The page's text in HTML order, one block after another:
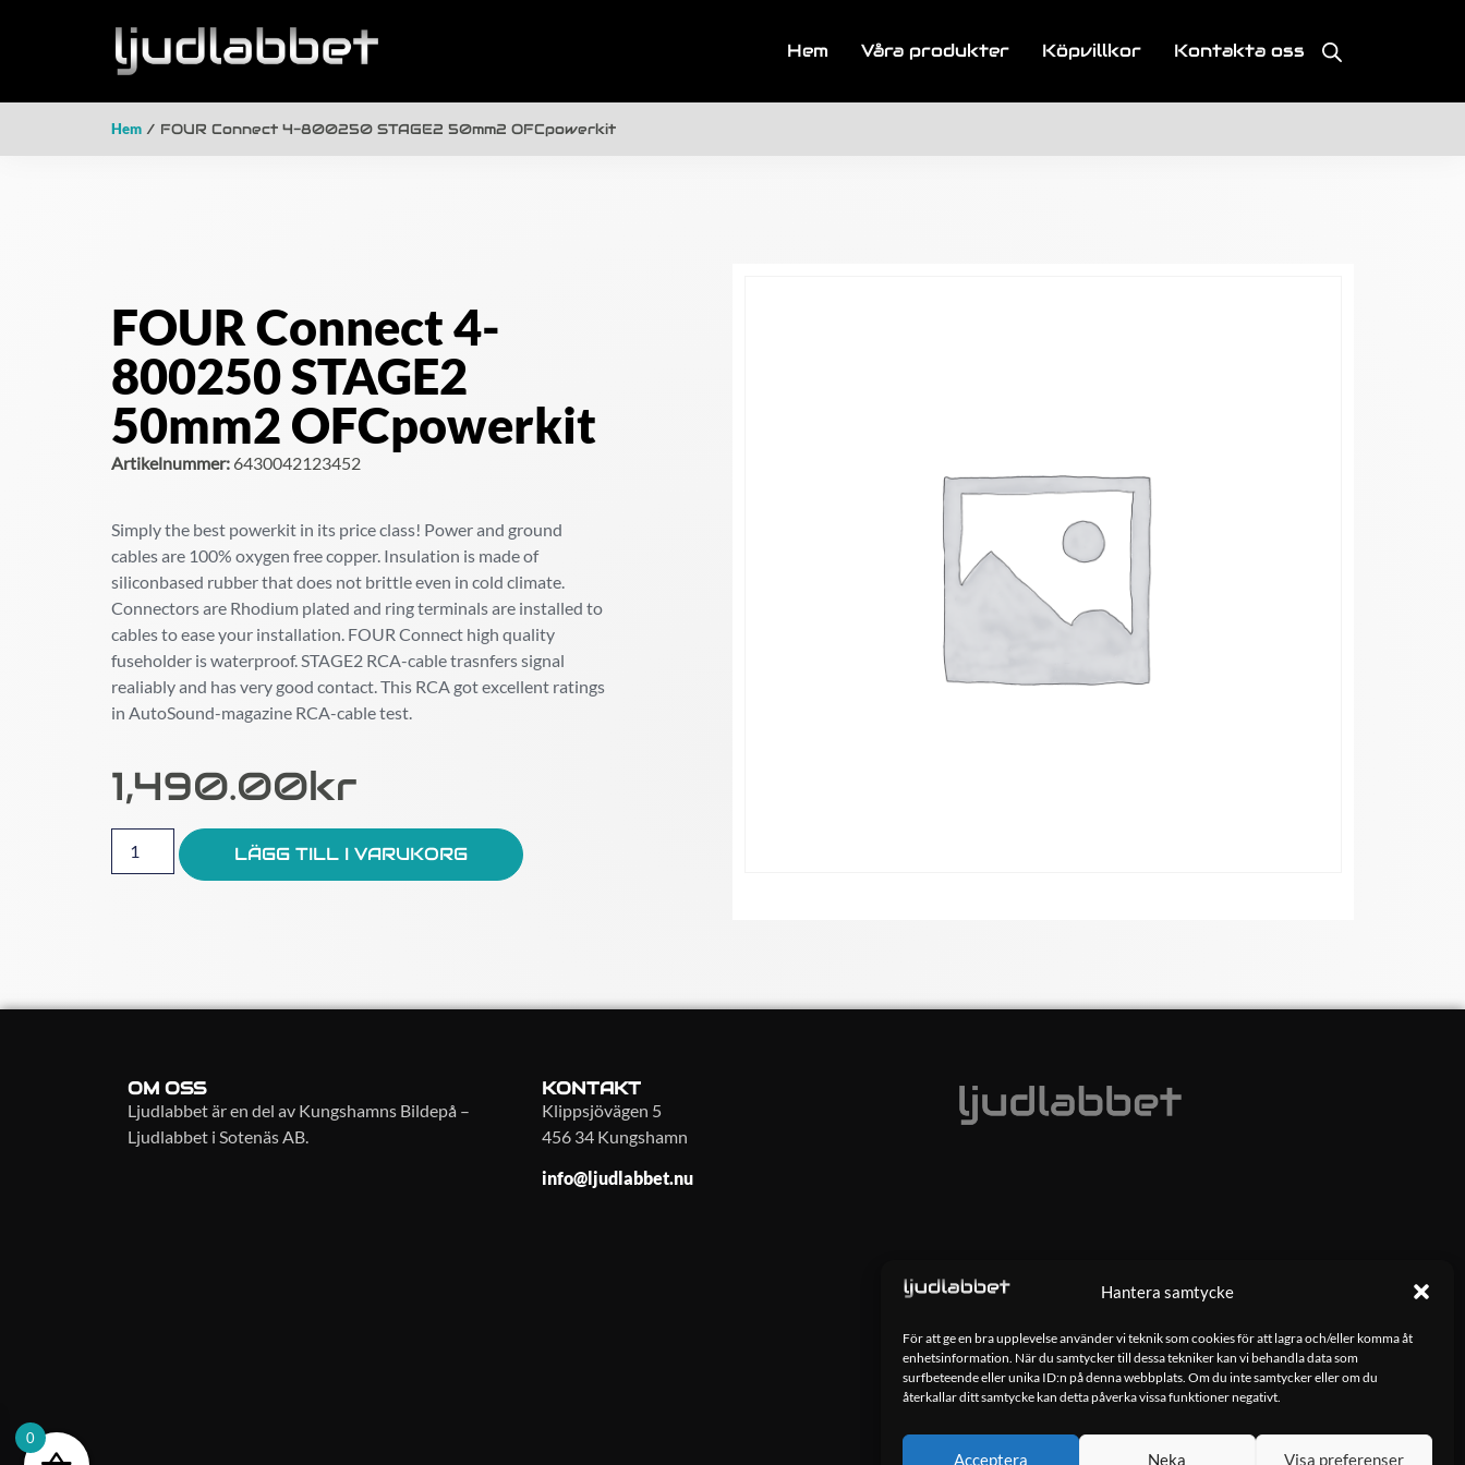
Hantera samtycke
För att ge en bra upplevelse använder vi teknik som cookies för att lagra och/eller komma åt
enhetsinformation. När du samtycker till dessa tekniker kan vi behandla data som
surfbeteende eller unika ID:n på denna webbplats. Om du inte samtycker eller om du
återkallar ditt samtycke kan detta påverka vissa funktioner negativt.
Acceptera Neka Visa preferenser
Hem Våra produkter Köpvillkor Kontakta oss
Hem / FOUR Connect 4-800250 STAGE2 50mm2 OFCpowerkit
FOUR Connect 4-
800250 STAGE2
50mm2 OFCpowerkit
Artikelnummer: 6430042123452
Simply the best powerkit in its price class! Power and ground
cables are 100% oxygen free copper. Insulation is made of
siliconbased rubber that does not brittle even in cold climate.
Connectors are Rhodium plated and ring terminals are installed to
cables to ease your installation. FOUR Connect high quality
fuseholder is waterproof. STAGE2 RCA-cable trasnfers signal
realiably and has very good contact. This RCA got excellent ratings
in AutoSound-magazine RCA-cable test.
1,490.00Kr
LÄGG TILL I VARUKORG
OM OSS
Ljudlabbet är en del av Kungshamns Bildepå –
Ljudlabbet i Sotenäs AB.
KONTAKT
Klippsjövägen 5
456 34 Kungshamn
info@ljudlabbet.nu
0